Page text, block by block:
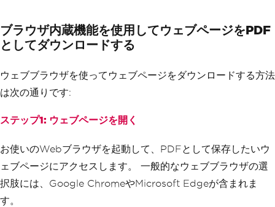
ブラウザ内蔵機能を使用してウェブページをPDF
としてダウンロードする
ウェブブラウザを使ってウェブページをダウンロードする方法
は次の通りです:
ステップ1: ウェブページを開く
お使いのWebブラウザを起動して、PDFとして保存したいウ
ェブページにアクセスします。 一般的なウェブブラウザの選
択肢には、Google ChromeやMicrosoft Edgeが含まれま
す。